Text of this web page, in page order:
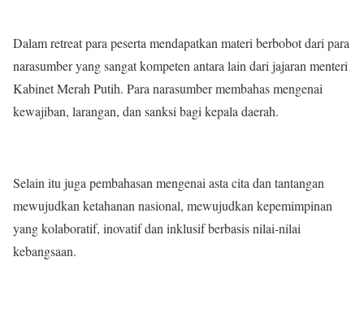
Dalam retreat para peserta mendapatkan materi berbobot dari para
narasumber yang sangat kompeten antara lain dari jajaran menteri
Kabinet Merah Putih. Para narasumber membahas mengenai
kewajiban, larangan, dan sanksi bagi kepala daerah.
Selain itu juga pembahasan mengenai asta cita dan tantangan
mewujudkan ketahanan nasional, mewujudkan kepemimpinan
yang kolaboratif, inovatif dan inklusif berbasis nilai-nilai
kebangsaan.